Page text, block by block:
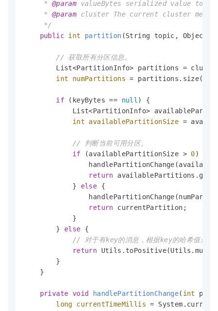
     *
@param valueBytes serialized value to
     *
@param cluster The current cluster
     */
public int partition (String topic, Object
// 获取所有分区信息。
List<PartitionInfo> partitions =
int
numPartitions = partitions.size();
if (keyBytes == null ) {
List<PartitionInfo>
int
availablePartitionSize =
// 判断当前可用分区。
if (availablePartitionSize > 0) {
return
            }
else {
return currentPartition;
            }
        }
else {
// 对于有key的消息，根据key的哈希值选择
return
        }
    }
private void handlePartitionChange( int
long
currentTimeMillis =